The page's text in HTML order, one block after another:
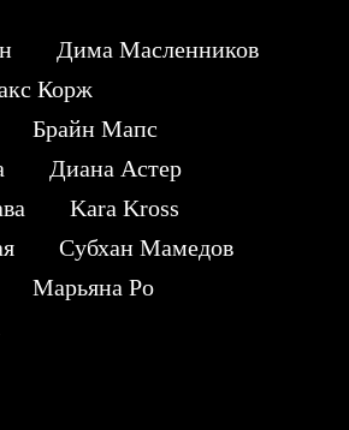
Дима Масленников
Корж
Брайн Мапс
Диана Астер
Kara Kross
Субхан Мамедов
Марьяна Ро